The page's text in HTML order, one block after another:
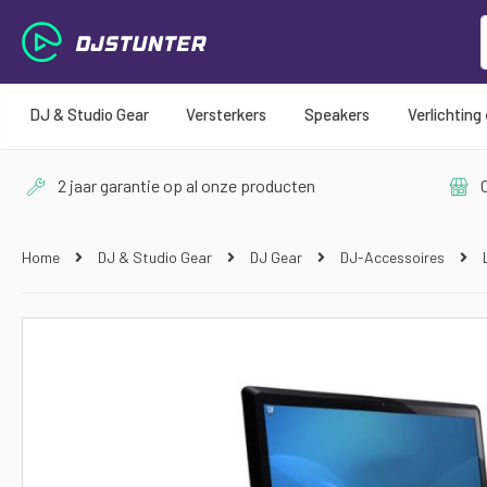
DJ & Studio Gear Versterkers Speakers
2 jaar garantie op al onze producten
Home DJ & Studio Gear DJ Gear DJ-Accessoires